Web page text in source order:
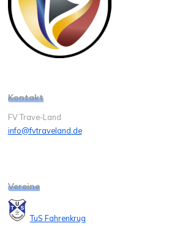
Kontakt
FV Trave-Land
info@fvtraveland.de
Vereine
TuS Fahrenkrug